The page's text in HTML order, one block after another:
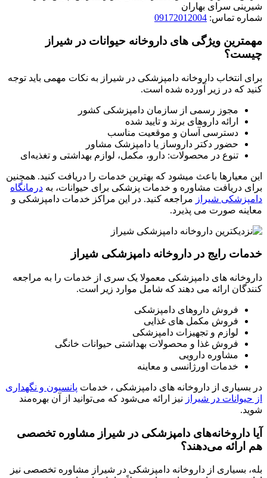
شیرینی سرای بهاران
شماره تماس: 09172012004
مهمترین ویژگی های داروخانه حیوانات در شیراز
چیست؟
برای انتخاب داروخانه دامپزشکی در شیراز به نکات مهمی باید توجه
کنید که در زیر آورده شده است.
مجوز رسمی از سازمان دامپزشکی کشور
ارائه داروهای برند و تایید شده
دسترسی آسان و موقعیت مناسب
حضور دکتر داروساز یا دامپزشک مشاور
تنوع در محصولات: دارو، مکمل، لوازم بهداشتی و تغذیه‌ای
این معیارها باعث میشود که بهترین خدمات را دریافت کنید. همچنین
برای دریافت مشاوره و خدمات پزشکی برای حیوانات، به درمانگاه
دامپزشکی شیراز مراجعه کنید. در این مراکز خدمات دامپزشکی و
معاینه صورت می پذیرد.
خدمات رایج در داروخانه دامپزشکی شیراز
داروخانه های دامپزشکی معمولا یک سری از خدمات را به مراجعه
کنندگان ارائه می دهند که شامل موارد زیر است.
فروش داروهای دامپزشکی
فروش مکمل های غذایی
لوازم و تجهیزات دامپزشکی
فروش غذا و محصولات بهداشتی حیوانات خانگی
مشاوره دارویی
خدمات اورژانسی و معاینه
در بسیاری از داروخانه‌ های دامپزشکی ، خدمات پانسیون و نگهداری
از حیوانات در شیراز نیز ارائه می‌شود که می‌توانید از آن بهره‌مند
شوید.
آیا داروخانه‌های دامپزشکی در شیراز مشاوره تخصصی
هم ارائه می‌دهند؟
بله، بسیاری از داروخانه‌ دامپزشکی در شیراز مشاوره تخصصی نیز